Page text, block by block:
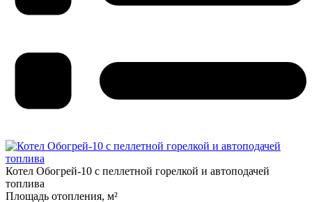
Котел Обогрей-10 с пеллетной горелкой и автоподачей
топлива
Площадь отопления, м²